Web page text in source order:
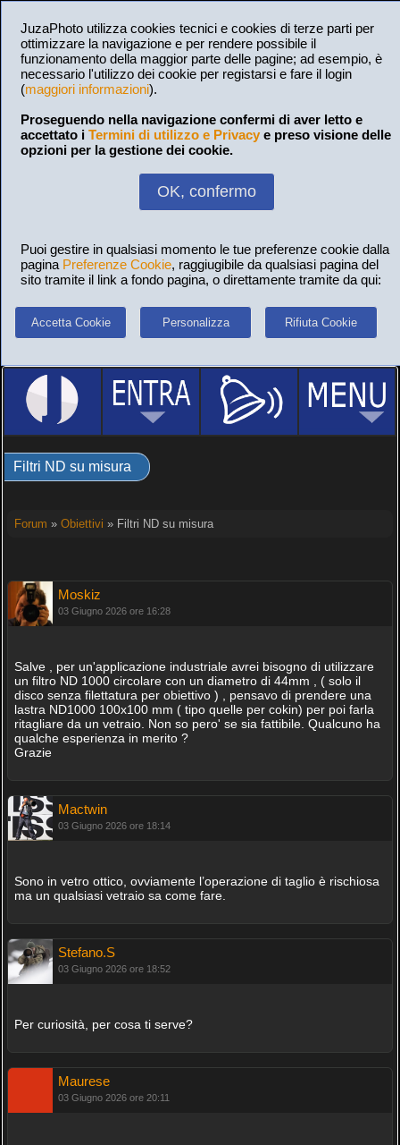
JuzaPhoto utilizza cookies tecnici e cookies di terze parti per
ottimizzare la navigazione e per rendere possibile il
funzionamento della maggior parte delle pagine; ad esempio, è
necessario l'utilizzo dei cookie per registarsi e fare il login
(maggiori informazioni).
Proseguendo nella navigazione confermi di aver letto e
accettato i Termini di utilizzo e Privacy e preso visione delle
opzioni per la gestione dei cookie.
OK, confermo
Puoi gestire in qualsiasi momento le tue preferenze cookie dalla
pagina Preferenze Cookie, raggiugibile da qualsiasi pagina del
sito tramite il link a fondo pagina, o direttamente tramite da qui:
Accetta Cookie Personalizza Rifiuta Cookie
Filtri ND su misura
Forum » Obiettivi » Filtri ND su misura
Moskiz
03 Giugno 2026 ore 16:28
Salve , per un'applicazione industriale avrei bisogno di utilizzare
un filtro ND 1000 circolare con un diametro di 44mm , ( solo il
disco senza filettatura per obiettivo ) , pensavo di prendere una
lastra ND1000 100x100 mm ( tipo quelle per cokin) per poi farla
ritagliare da un vetraio. Non so pero' se sia fattibile. Qualcuno ha
qualche esperienza in merito ?
Grazie
Mactwin
03 Giugno 2026 ore 18:14
Sono in vetro ottico, ovviamente l’operazione di taglio è rischiosa
ma un qualsiasi vetraio sa come fare.
Stefano.S
03 Giugno 2026 ore 18:52
Per curiosità, per cosa ti serve?
Maurese
03 Giugno 2026 ore 20:11